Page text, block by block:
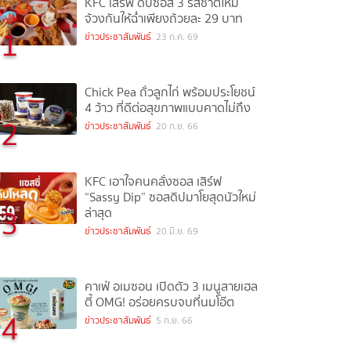
1
จ้วงกันให้ฉ่ำเพียงถ้วยละ 29 บาท
ข่าวประชาสัมพันธ์ 23 ก.ค. 69
2
Chick Pea ถั่วลูกไก่ พร้อมประโยชน์
4 ว้าว ที่ดีต่อสุขภาพแบบคาดไม่ถึง
ข่าวประชาสัมพันธ์ 20 ก.ย. 66
3
KFC เอาใจคนคลั่งซอส เสิร์ฟ
“Sassy Dip” ซอสดิปมาโยสุดนัวใหม่
ล่าสุด
ข่าวประชาสัมพันธ์ 20 มิ.ย. 69
4
คาเฟ่ อเมซอน เปิดตัว 3 เมนูสายเฮล
ตี้ OMG! อร่อยครบจบที่นมโอ๊ต
ข่าวประชาสัมพันธ์ 5 ก.ย. 66